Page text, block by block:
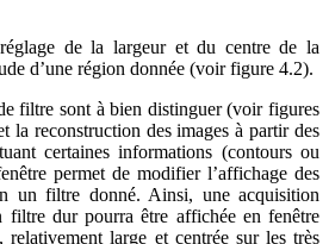
de la largeur et du centre de la
d’une région donnée (voir figure 4.2).
filtre sont à bien distinguer (voir figures
la reconstruction des images à partir des
certaines informations (contours ou
permet de modifier l’affichage des
un filtre donné. Ainsi, une acquisition
filtre dur pourra être affichée en fenêtre
relativement large et centrée sur les très